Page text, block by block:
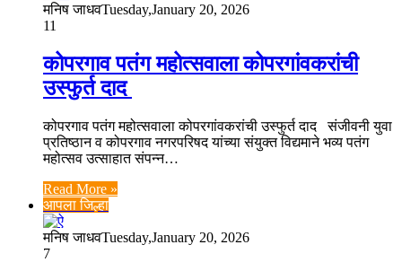
मनिष जाधवTuesday,January 20, 2026
11
कोपरगाव पतंग महोत्सवाला कोपरगांवकरांची
उस्फुर्त दाद
कोपरगाव पतंग महोत्सवाला कोपरगांवकरांची उस्फुर्त दाद संजीवनी युवा
प्रतिष्ठान व कोपरगाव नगरपरिषद यांच्या संयुक्त विद्यमाने भव्य पतंग
महोत्सव उत्साहात संपन्न…
Read More »
आपला जिल्हा
मनिष जाधवTuesday,January 20, 2026
7